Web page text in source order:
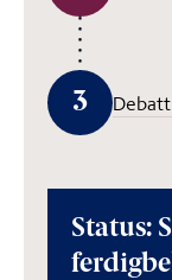
3
Status: